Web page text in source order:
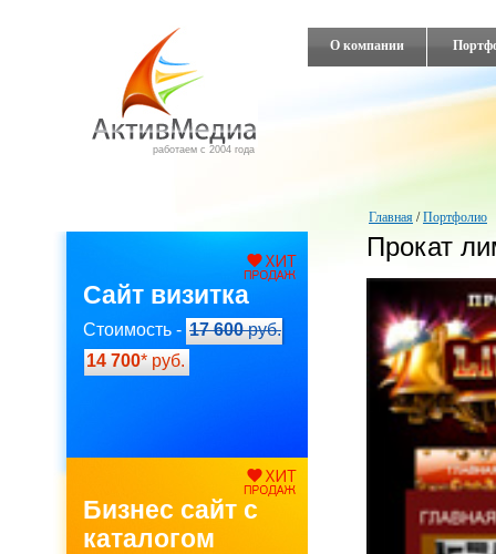
работаем с 2004 года
О компании
Главная /Портфолио
Сайт визитка
Стоимость - 17 600руб.
14 700* руб.
Бизнес сайт с
каталогом
Прокат